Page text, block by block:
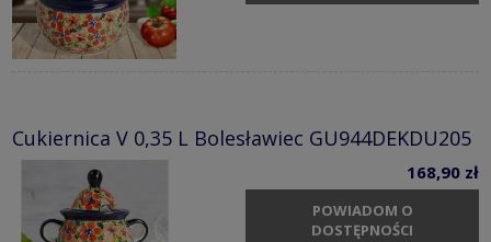
Cukiernica V 0,35 L Bolesławiec GU944DEKDU205
168,90 zł
POWIADOM O
DOSTĘPNOŚCI